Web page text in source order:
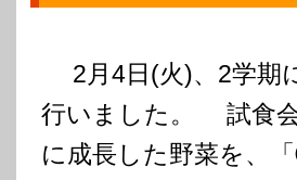
2月4日(火)、2学期
行いました。 試食
に成長した野菜を、